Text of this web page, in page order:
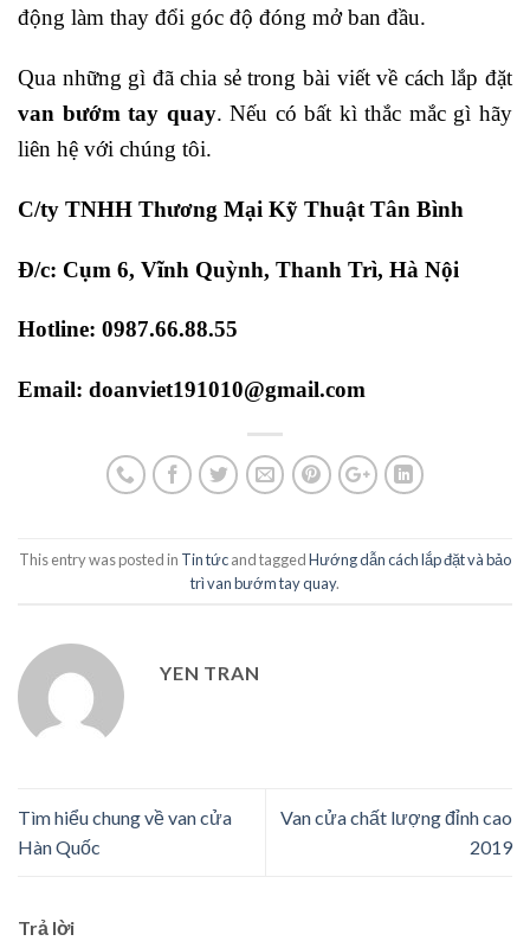
động làm thay đổi góc độ đóng mở ban đầu.
Qua những gì đã chia sẻ trong bài viết về cách lắp đặt
van bướm tay quay. Nếu có bất kì thắc mắc gì hãy
liên hệ với chúng tôi.
C/ty TNHH Thương Mại Kỹ Thuật Tân Bình
Đ/c: Cụm 6, Vĩnh Quỳnh, Thanh Trì, Hà Nội
Hotline: 0987.66.88.55
Email: doanviet191010@gmail.com
This entry was posted in Tin tứcand taggedHướng dẫn cách lắp đặt và bảo
trì van bướm tay quay.
YEN TRAN
Tìm hiểu chung về van cửa
Hàn Quốc
Van cửa chất lượng đỉnh cao
2019
Trả lời